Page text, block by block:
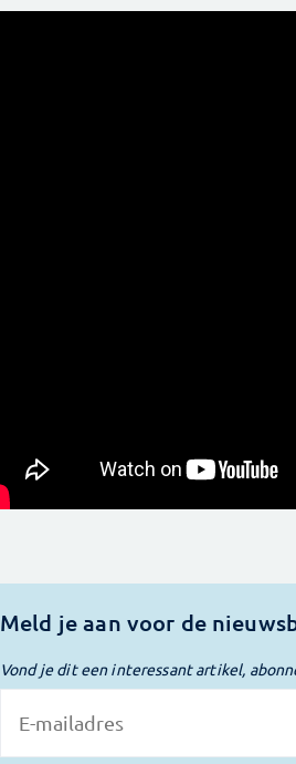
Meld je aan voor de
Vond je dit een interessant artikel,